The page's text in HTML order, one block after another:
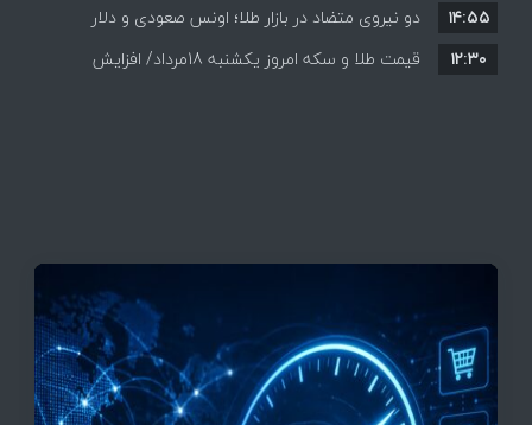
می‌رود؟
دو نیروی متضاد در بازار طلا؛ اونس صعودی و دلار
نزولی
۱۴:۵۵
قیمت طلا و سکه امروز یکشنبه 18مرداد/ افزایش
۱۲:۳۰